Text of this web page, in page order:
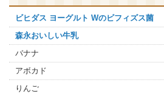
ビヒダス ヨーグルト Wのビフィズス菌
森永おいしい牛乳
バナナ
アボカド
りんご